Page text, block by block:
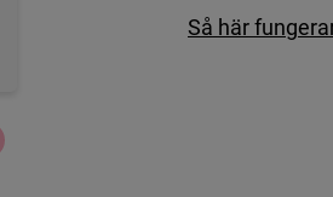
Så härfungera